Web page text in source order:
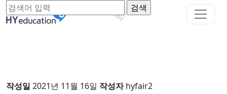
작성일 2021년 11월 16일 작성자hyfair2